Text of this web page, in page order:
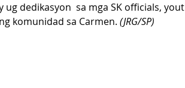
ug dedikasyon  sa mga SK officials,
komunidad sa Carmen. (JRG/SP)